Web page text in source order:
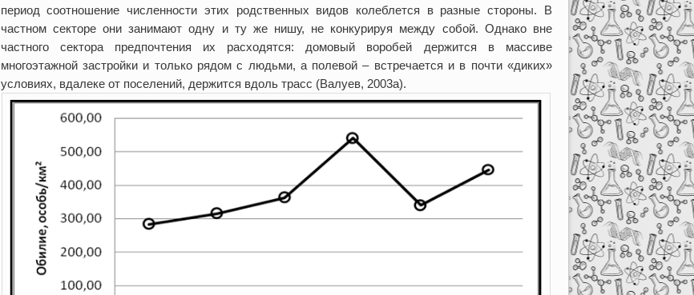
период соотношение численности этих родственных видов колеблется в разные стороны. В
частном секторе они занимают одну и ту же нишу, не конкурируя между собой. Однако вне
частного сектора предпочтения их расходятся: домовый воробей держится в массиве
многоэтажной застройки и только рядом с людьми, а полевой – встречается и в почти «диких»
условиях, вдалеке от поселений, держится вдоль трасс (Валуев, 2003а).